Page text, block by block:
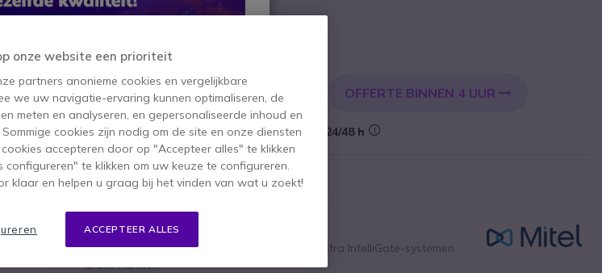
BESPAAR 47,00 €
442,95 € ex. BTW
Aantal
IN WINKELWAGEN OFFERTE BINNEN 4 UUR
1 producten op voorraad Levering: 24/48 h
Fabrieksgarantie
Belangrijkste kenmerken
Digitale telefoon voor Aastra 400 5000 of Aastra IntelliGate-systemen
Gratis handen
onze website een prioriteit
partners anonieme cookies en vergelijkbare
we uw navigatie-ervaring kunnen optimaliseren, de
meten en analyseren, en gepersonaliseerde inhoud en
cookies zijn nodig om de site en onze diensten
accepteren door op "Accepteer alles" te klikken
te klikken om uw keuze te configureren.
klaar en helpen u graag bij het vinden van wat u zoekt!
ACCEPTEER ALLES